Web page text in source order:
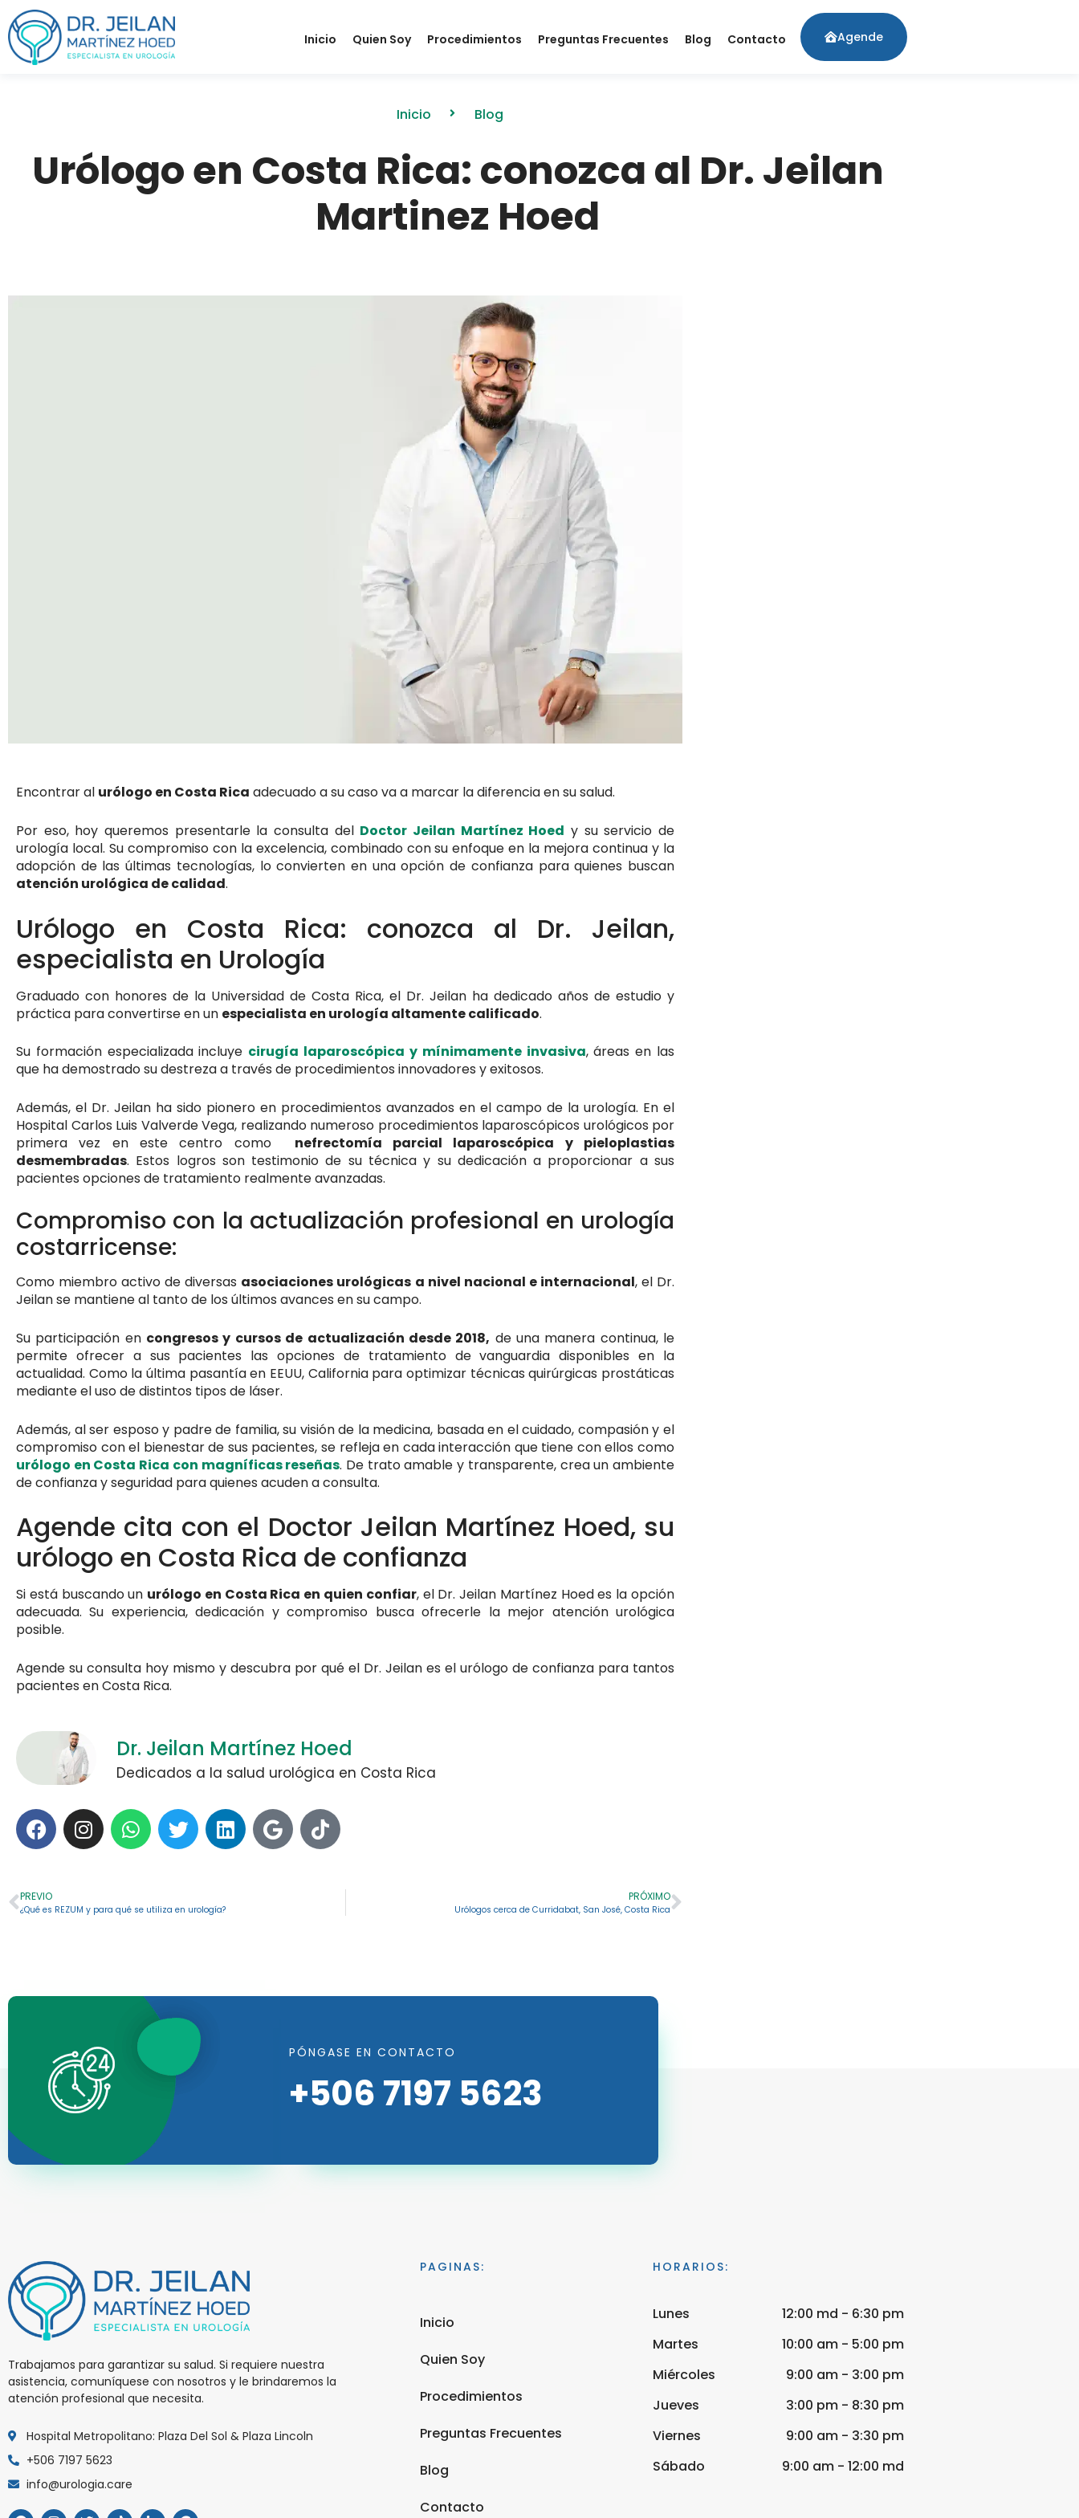
Inicio Quien Soy Procedimientos Preguntas Frecuentes Blog Contacto Agende
Inicio Blog
Urólogo en Costa Rica: conozca al Dr. Jeilan
Martinez Hoed
Encontrar al urólogo en Costa Rica adecuado a su caso va a marcar la diferencia en su salud.
Por eso, hoy queremos presentarle la consulta del Doctor Jeilan Martínez Hoed y su servicio de
urología local. Su compromiso con la excelencia, combinado con su enfoque en la mejora continua y la
adopción de las últimas tecnologías, lo convierten en una opción de confianza para quienes buscan
atención urológica de calidad.
Urólogo en Costa Rica: conozca al Dr. Jeilan,
especialista en Urología
Graduado con honores de la Universidad de Costa Rica, el Dr. Jeilan ha dedicado años de estudio y
práctica para convertirse en un especialista en urología altamente calificado.
Su formación especializada incluye cirugía laparoscópica y mínimamente invasiva, áreas en las
que ha demostrado su destreza a través de procedimientos innovadores y exitosos.
Además, el Dr. Jeilan ha sido pionero en procedimientos avanzados en el campo de la urología. En el
Hospital Carlos Luis Valverde Vega, realizando numeroso procedimientos laparoscópicos urológicos por
primera vez en este centro como nefrectomía parcial laparoscópica y pieloplastias
desmembradas. Estos logros son testimonio de su técnica y su dedicación a proporcionar a sus
pacientes opciones de tratamiento realmente avanzadas.
Compromiso con la actualización profesional en urología
costarricense:
Como miembro activo de diversas asociaciones urológicas a nivel nacional e internacional, el Dr.
Jeilan se mantiene al tanto de los últimos avances en su campo.
Su participación en congresos y cursos de actualización desde 2018, de una manera continua, le
permite ofrecer a sus pacientes las opciones de tratamiento de vanguardia disponibles en la
actualidad. Como la última pasantía en EEUU, California para optimizar técnicas quirúrgicas prostáticas
mediante el uso de distintos tipos de láser.
Además, al ser esposo y padre de familia, su visión de la medicina, basada en el cuidado, compasión y el
compromiso con el bienestar de sus pacientes, se refleja en cada interacción que tiene con ellos como
urólogo en Costa Rica con magníficas reseñas. De trato amable y transparente, crea un ambiente
de confianza y seguridad para quienes acuden a consulta.
Agende cita con el Doctor Jeilan Martínez Hoed, su
urólogo en Costa Rica de confianza
Si está buscando un urólogo en Costa Rica en quien confiar, el Dr. Jeilan Martínez Hoed es la opción
adecuada. Su experiencia, dedicación y compromiso busca ofrecerle la mejor atención urológica
posible.
Agende su consulta hoy mismo y descubra por qué el Dr. Jeilan es el urólogo de confianza para tantos
pacientes en Costa Rica.
Dr. Jeilan Martínez Hoed
Dedicados a la salud urológica en Costa Rica
PREVIO
¿Qué es REZUM y para qué se utiliza en urología?
PRÓXIMO
Urólogos cerca de Curridabat, San José, Costa Rica
PÓNGASE EN CONTACTO
+506 7197 5623
Trabajamos para garantizar su salud. Si requiere nuestra
asistencia, comuníquese con nosotros y le brindaremos la
atención profesional que necesita.
Hospital Metropolitano: Plaza Del Sol & Plaza Lincoln
+506 7197 5623
info@urologia.care
PAGINAS:
Inicio
Quien Soy
Procedimientos
Preguntas Frecuentes
Blog
Contacto
HORARIOS:
Lunes
12:00 md - 6:30 pm
Martes
10:00 am - 5:00 pm
Miércoles
9:00 am - 3:00 pm
Jueves
3:00 pm - 8:30 pm
Viernes
9:00 am - 3:30 pm
Sábado
9:00 am - 12:00 md